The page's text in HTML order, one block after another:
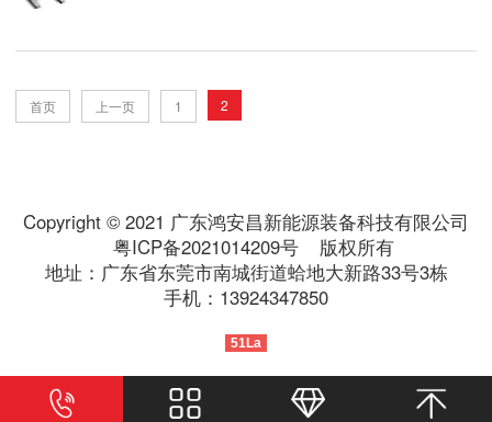
首页 上一页 1 2
Copyright © 2021 广东鸿安昌新能源装备科技有限公司
粤ICP备2021014209号
版权所有
地址：广东省东莞市南城街道蛤地大新路33号3栋
手机：13924347850
51La